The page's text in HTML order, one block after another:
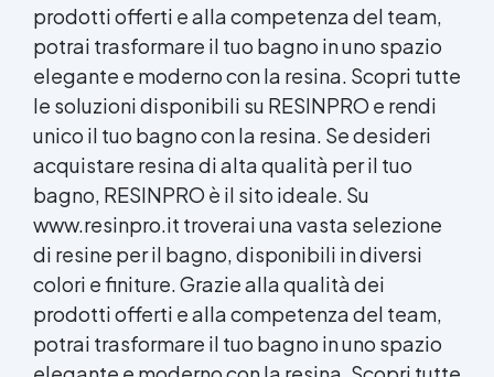
prodotti offerti e alla competenza del team,
potrai trasformare il tuo bagno in uno spazio
elegante e moderno con la resina. Scopri tutte
le soluzioni disponibili su RESINPRO e rendi
unico il tuo bagno con la resina. Se desideri
acquistare resina di alta qualità per il tuo
bagno, RESINPRO è il sito ideale. Su
www.resinpro.it troverai una vasta selezione
di resine per il bagno, disponibili in diversi
colori e finiture. Grazie alla qualità dei
prodotti offerti e alla competenza del team,
potrai trasformare il tuo bagno in uno spazio